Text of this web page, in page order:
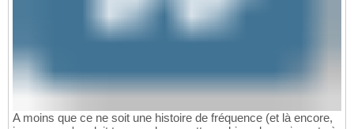
A moins que ce ne soit une histoire de fréquence (et là encore,